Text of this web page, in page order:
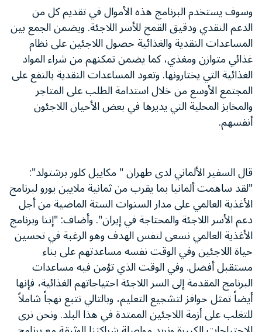
وسوف يستخدم البرنامج هذه الأموال في تقديم كل من
الدعم النقدي ودقيق القمح للأسر اللاجئة. ويضمن الجمع بين
المساعدات النقدية والغذائية حصول اللاجئين على نظام
غذائي متوازن ومغذي، كما يضمن تمكنهم من شراء المواد
الغذائية التي يختارونها. وتعود المساعدات النقدية بالنفع على
المجتمع الأوسع من خلال استدامة الطلب على المتاجر
والمخابز المحلية التي يديرها في بعض الأحيان اللاجئون
أنفسهم.
قال السفير الألماني لدى طهران " مكاييل كلور برشتولد":
"لقد ساهمت ألمانيا بما يقرب من ثمانية ملايين يورو لبرنامج
الأغذية العالمي على مدار السنوات الستة الماضية من أجل
دعم الأسر اللاجئة والمحتاجة في إيران". وأضاف: "إننا وبرنامج
الأغذية العالمي نسعى لنفس الهدف وهو الرغبة في تحسين
حياة اللاجئين وفي الوقت نفسه مساعدتهم على بناء
مستقبل أفضل. وفي الوقت الذي تؤمن فيه مساعدات
البرنامج المقدمة إلى السر اللاجئة احتياجاتهم الغذائية، فإنها
أيضاً تمثل حوافز لتشجيع التعليم، وبالتالي تتبع نهجاً شاملاً
للتغلب على أزمة اللاجئين الممتدة في هذا البلد. ونحن نرى